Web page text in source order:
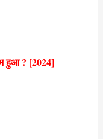
हुआ ? [2024]